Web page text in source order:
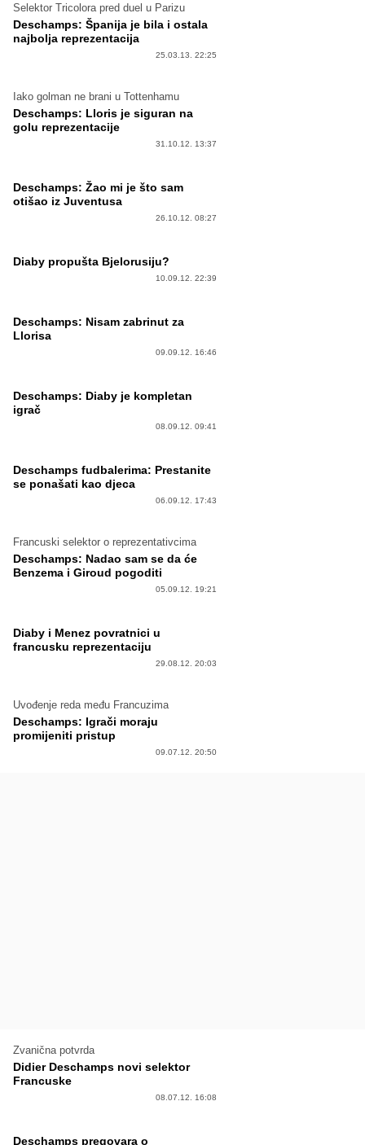
Selektor Tricolora pred duel u Parizu
Deschamps: Španija je bila i ostala
najbolja reprezentacija
25.03.13. 22:25
Iako golman ne brani u Tottenhamu
Deschamps: Lloris je siguran na
golu reprezentacije
31.10.12. 13:37
Deschamps: Žao mi je što sam
otišao iz Juventusa
26.10.12. 08:27
Diaby propušta Bjelorusiju?
10.09.12. 22:39
Deschamps: Nisam zabrinut za
Llorisa
09.09.12. 16:46
Deschamps: Diaby je kompletan
igrač
08.09.12. 09:41
Deschamps fudbalerima: Prestanite
se ponašati kao djeca
06.09.12. 17:43
Francuski selektor o reprezentativcima
Deschamps: Nadao sam se da će
Benzema i Giroud pogoditi
05.09.12. 19:21
Diaby i Menez povratnici u
francusku reprezentaciju
29.08.12. 20:03
Uvođenje reda među Francuzima
Deschamps: Igrači moraju
promijeniti pristup
09.07.12. 20:50
Zvanična potvrda
Didier Deschamps novi selektor
Francuske
08.07.12. 16:08
Deschamps pregovara o